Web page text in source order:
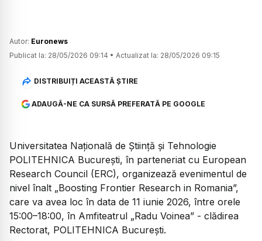
Autor: Euronews
Publicat la: 28/05/2026 09:14 • Actualizat la: 28/05/2026 09:15
DISTRIBUIȚI ACEASTĂ ȘTIRE
ADAUGĂ-NE CA SURSĂ PREFERATĂ PE GOOGLE
Universitatea Națională de Știință și Tehnologie
POLITEHNICA București, în parteneriat cu European
Research Council (ERC), organizează evenimentul de
nivel înalt „Boosting Frontier Research in Romania”,
care va avea loc în data de 11 iunie 2026, între orele
15:00–18:00, în Amfiteatrul „Radu Voinea” - clădirea
Rectorat, POLITEHNICA București.